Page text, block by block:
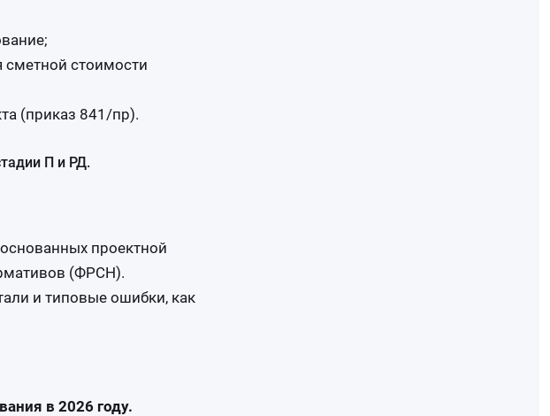
стоимости
(приказ 841/пр).
П и РД.
проектной
(ФРСН).
и типовые ошибки, как
в 2026 году.